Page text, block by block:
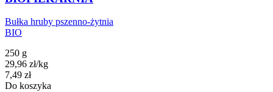
Bułka hruby pszenno-żytnia
BIO
250 g
29,96 zł/kg
Cena
7,49 zł
Do koszyka